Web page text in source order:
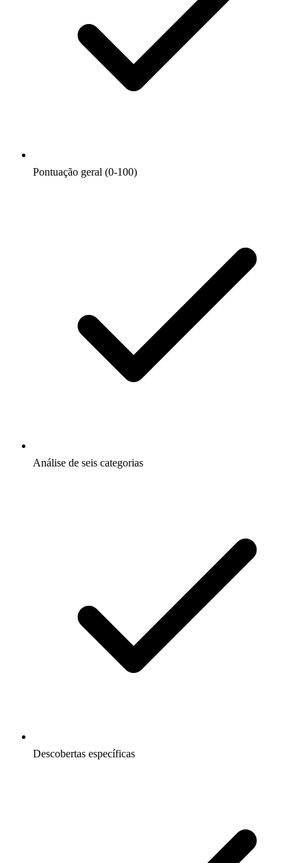
Pontuação geral (0-100)
Análise de seis categorias
Descobertas específicas